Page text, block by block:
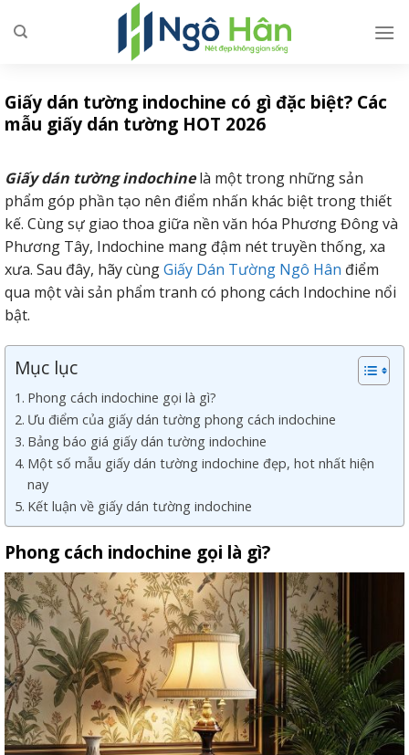
Giấy dán tường indochine có gì đặc biệt? Các
mẫu giấy dán tường HOT 2026
Giấy dán tường indochinelà một trong những sản
phẩm góp phần tạo nên điểm nhấn khác biệt trong thiết
kế. Cùng sự giao thoa giữa nền văn hóa Phương Đông và
Phương Tây, Indochine mang đậm nét truyền thống, xa
xưa. Sau đây, hãy cùngGiấy Dán Tường Ngô Hân điểm
qua một vài sản phẩm tranh có phong cách Indochine nổi
bật.
Mục lục
Phong cách indochine gọi là gì?
Ưu điểm của giấy dán tường phong cách indochine
Bảng báo giá giấy dán tường indochine
Một số mẫu giấy dán tường indochine đẹp, hot nhất hiện
nay
Kết luận về giấy dán tường indochine
Phong cách indochine gọi là gì?